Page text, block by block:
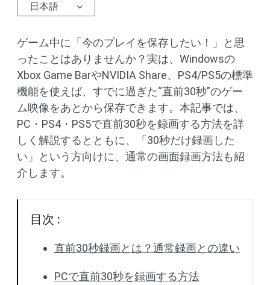
日本語
ゲーム中に「今のプレイを保存したい！」と思
ったことはありませんか？実は、Windowsの
Xbox Game BarやNVIDIA Share、PS4/PS5の標準
機能を使えば、すでに過ぎた“直前30秒”のゲー
ム映像をあとから保存できます。本記事では、
PC・PS4・PS5で直前30秒を録画する方法を詳
しく解説するとともに、「30秒だけ録画した
い」という方向けに、通常の画面録画方法も紹
介します。
目次 :
直前30秒録画とは？通常録画との違い
PCで直前30秒を録画する方法